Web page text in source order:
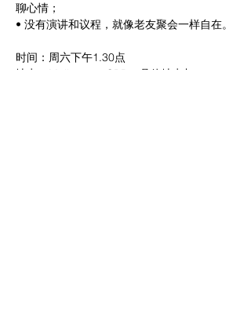
聊心情；
• 没有演讲和议程，就像老友聚会一样自在。
时间：周六下午1.30点
地点：Melbourne CBD（具体地点加